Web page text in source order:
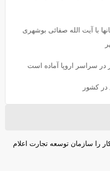
با آیت الله صفائی بوشهری
را سازمان توسعه تجارت اعلام